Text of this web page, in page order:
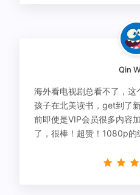
Qin
海外看电视剧总看不了，
孩子在北美读书，get到了
前即使是VIP会员很多内容
了，很棒！超赞！1080p的